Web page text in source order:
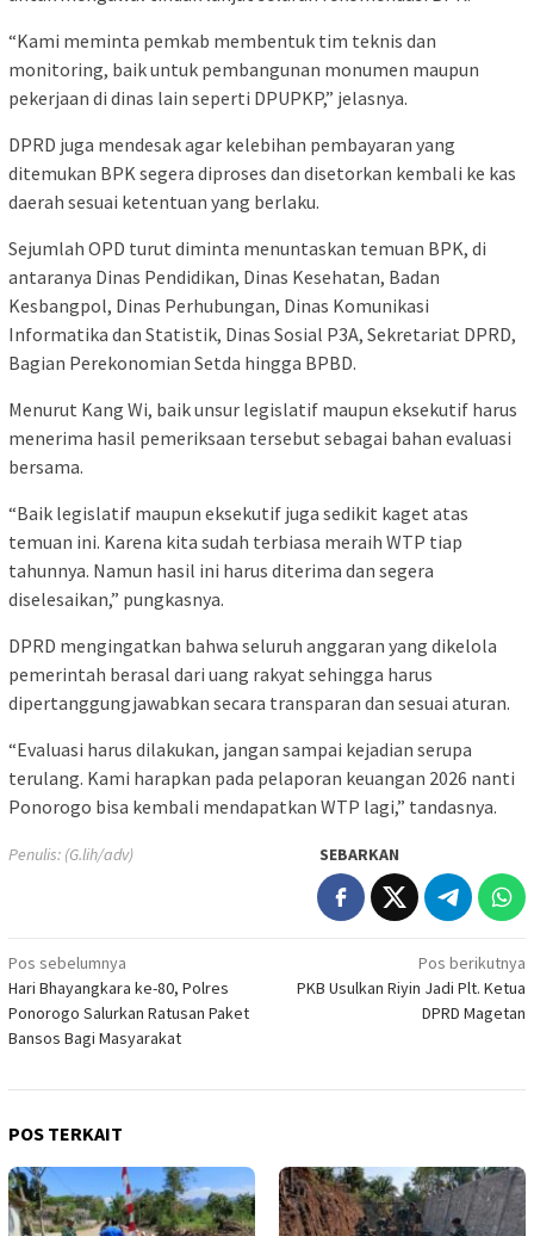
“Kami meminta pemkab membentuk tim teknis dan
monitoring, baik untuk pembangunan monumen maupun
pekerjaan di dinas lain seperti DPUPKP,” jelasnya.
DPRD juga mendesak agar kelebihan pembayaran yang
ditemukan BPK segera diproses dan disetorkan kembali ke kas
daerah sesuai ketentuan yang berlaku.
Sejumlah OPD turut diminta menuntaskan temuan BPK, di
antaranya Dinas Pendidikan, Dinas Kesehatan, Badan
Kesbangpol, Dinas Perhubungan, Dinas Komunikasi
Informatika dan Statistik, Dinas Sosial P3A, Sekretariat DPRD,
Bagian Perekonomian Setda hingga BPBD.
Menurut Kang Wi, baik unsur legislatif maupun eksekutif harus
menerima hasil pemeriksaan tersebut sebagai bahan evaluasi
bersama.
“Baik legislatif maupun eksekutif juga sedikit kaget atas
temuan ini. Karena kita sudah terbiasa meraih WTP tiap
tahunnya. Namun hasil ini harus diterima dan segera
diselesaikan,” pungkasnya.
DPRD mengingatkan bahwa seluruh anggaran yang dikelola
pemerintah berasal dari uang rakyat sehingga harus
dipertanggungjawabkan secara transparan dan sesuai aturan.
“Evaluasi harus dilakukan, jangan sampai kejadian serupa
terulang. Kami harapkan pada pelaporan keuangan 2026 nanti
Ponorogo bisa kembali mendapatkan WTP lagi,” tandasnya.
Penulis: (G.lih/adv) SEBARKAN
Navigasi
pos
Pos sebelumnya
Hari Bhayangkara ke-80, Polres
Ponorogo Salurkan Ratusan Paket
Bansos Bagi Masyarakat
Pos berikutnya
PKB Usulkan Riyin Jadi Plt. Ketua
DPRD Magetan
POS TERKAIT